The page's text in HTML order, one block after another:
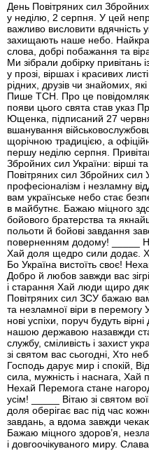
День Повітряних сил
у неділю, 2 серпня. У цей
важливо висловити вдячність
захищають наше небо.
слова, добрі побажання та
Ми зібрали добірку привітань
у прозі, віршах і красивих
рідних, друзів чи знайомих,
Пише ТСН. Про це
появи цього свята став указ
Ющенка, підписаний 27
вшанування
щорічною традицією, а
першу неділю серпня.
Збройних сил України: вірші
Повітряних сил Збройних сил
професіоналізм і незламну
вам українське небо стає
в майбутнє. Бажаю міцного
бойового братерства та
польоти й бойові завдання
поверненням додому! _____
Хай доля щедро сили додає.
Бо Україна вистоїть своє!
Добро й любов завжди вас
і старання Хай люди щиро
Повітряних сил ЗСУ бажаю
та незламної віри в
нові успіхи, поруч будуть
нашою державою назавжди
службу, сміливість і захист
зі святом вас сьогодні, Хто
Господь дарує мир і спокій,
сила, мужність і наснага, Хай
Нехай Перемога стане
усім! _____ Вітаю зі святом
доля оберігає вас під час
завдань, а вдома завжди
Бажаю міцного здоров’я,
і довгоочікуваного миру. Слава